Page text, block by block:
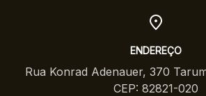
ENDEREÇO
Rua Konrad Adenauer, 370
CEP: 82821-020